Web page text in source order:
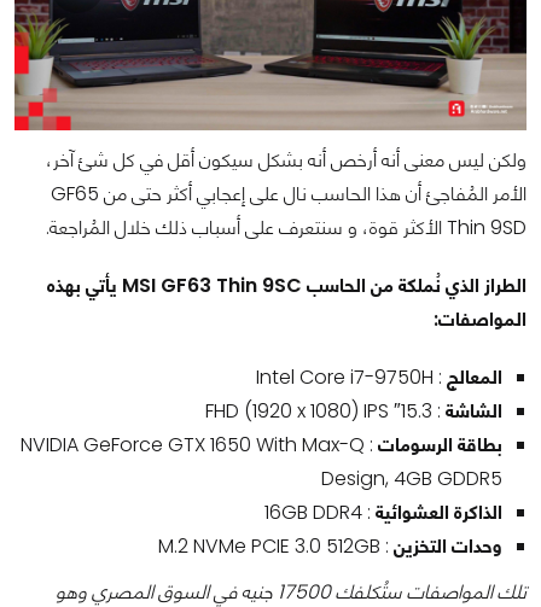
ولكن ليس معنى أنه أرخص أنه بشكل سيكون أقل في كل شئ آخر،
الأمر المُفاجئ أن هذا الحاسب نال على إعجابي أكثر حتى من GF65
Thin 9SD الأكثر قوة، و سنتعرف على أسباب ذلك خلال المُراجعة.
الطراز الذي نُملكة من الحاسب MSI GF63 Thin 9SC يأتي بهذه
المواصفات:
المعالج : Intel Core i7-9750H
الشاشة : 15.3″ FHD (1920 x 1080) IPS
بطاقة الرسومات : NVIDIA GeForce GTX 1650 With Max-Q
Design, 4GB GDDR5
الذاكرة العشوائية : 16GB DDR4
وحدات التخزين : M.2 NVMe PCIE 3.0 512GB
تلك المواصفات ستُكلفك 17500 جنيه في السوق المصري وهو